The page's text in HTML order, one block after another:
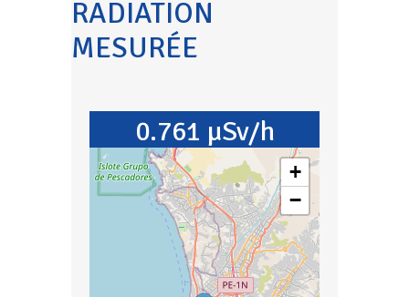
RADIATION
MESURÉE
0.761 µSv/h
+
−